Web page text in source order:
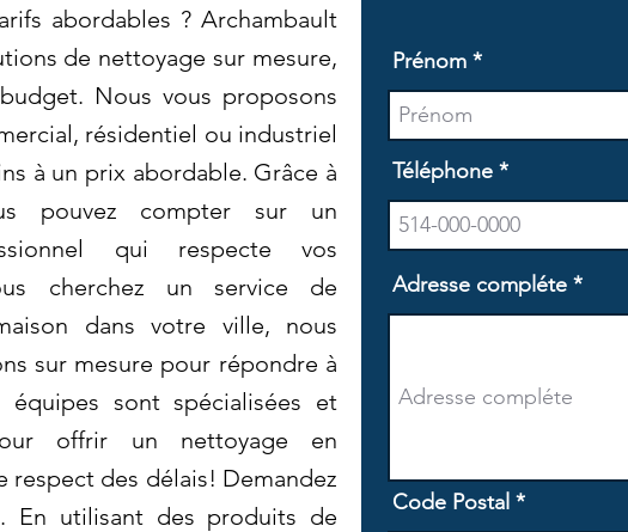
abordables ? Archambault
de nettoyage sur mesure,
Nous vous proposons
résidentiel ou industriel
à un prix abordable. Grâce à
pouvez compter sur un
qui respecte vos
cherchez un service de
dans votre ville, nous
sur mesure pour répondre à
sont spécialisées et
offrir un nettoyage en
respect des délais! Demandez
En utilisant des produits de
Prénom
Téléphone
Adresse compléte
Code Postal